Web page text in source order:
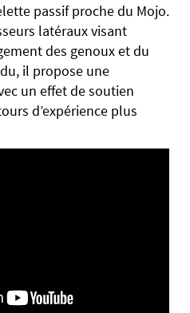
passif proche du Mojo.
latéraux visant
des genoux et du
il propose une
un effet de soutien
d’expérience plus